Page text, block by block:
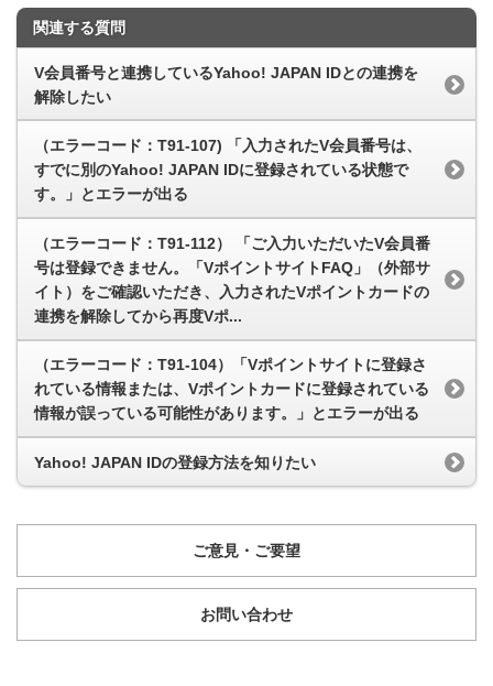
関連する質問
V会員番号と連携しているYahoo! JAPAN IDとの連携を
解除したい
（エラーコード：T91-107) 「入力されたV会員番号は、
すでに別のYahoo! JAPAN IDに登録されている状態で
す。」とエラーが出る
（エラーコード：T91-112） 「ご入力いただいたV会員番
号は登録できません。「VポイントサイトFAQ」（外部サ
イト）をご確認いただき、入力されたVポイントカードの
連携を解除してから再度Vポ...
（エラーコード：T91-104）「Vポイントサイトに登録さ
れている情報または、Vポイントカードに登録されている
情報が誤っている可能性があります。」とエラーが出る
Yahoo! JAPAN IDの登録方法を知りたい
ご意見・ご要望
お問い合わせ